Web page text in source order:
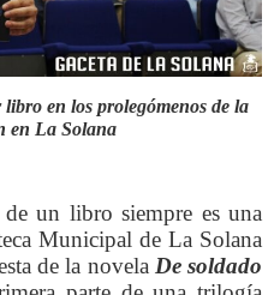
en los prolegómenos de la
en La Solana
libro siempre es una
Municipal de La Solana
de la novela De soldado